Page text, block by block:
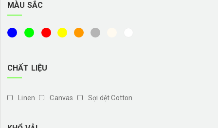
MÀU SẮC
CHẤT LIỆU
Linen Canvas Sợi dệt Cotton